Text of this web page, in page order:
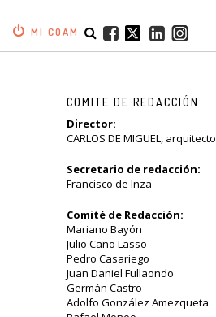
MI COAM
COMITE DE REDACCIÓN
Director:
CARLOS DE MIGUEL, arquitecto
Secretario de redacción:
Francisco de Inza
Comité de Redacción:
Mariano Bayón
Julio Cano Lasso
Pedro Casariego
Juan Daniel Fullaondo
Germán Castro
Adolfo González Amezqueta